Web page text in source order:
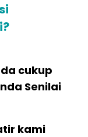
cukup
Senilai
kami